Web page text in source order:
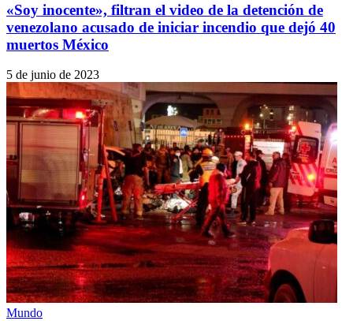
«Soy inocente», filtran el video de la detención de
venezolano acusado de iniciar incendio que dejó 40
muertos México
5 de junio de 2023
Mundo